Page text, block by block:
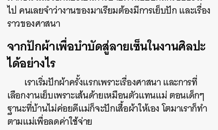
ไป คนเลยจำว่างานของมาเรียมต้องมีการเย็บปัก และเรื่อง
ราวของศาสนา
จากปักผ้าเพื่อบำบัดสู่ลายเซ็นในงานศิลปะ
ได้อย่างไร
เราเริ่มปักผ้าครั้งแรกเพราะเรื่องศาสนา และการที่
เลือกงานเย็บเพราะเส้นด้ายเหมือนตัวแทนแม่ ตอนเด็กๆ
ฐานะที่บ้านไม่ค่อยดีแม่ก็จะปักเสื้อผ้าให้เอง โตมาเราก็ทำ
ตามแม่เพื่อลดค่าใช้จ่าย